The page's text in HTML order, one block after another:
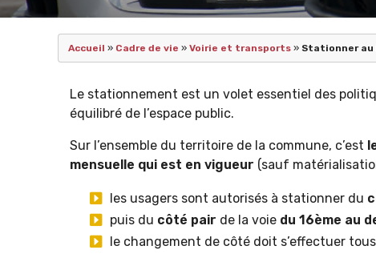
Accueil » Cadre de vie » Voirie et transports » Stationner au
Le stationnement est un volet essentiel des
équilibré de l’espace public.
Sur l’ensemble du territoire de la commune, c’est
mensuelle qui est en vigueur (sauf
les usagers sont autorisés à stationner du
puis du côté pair de la voie du 16ème au
le changement de côté doit s’effectuer